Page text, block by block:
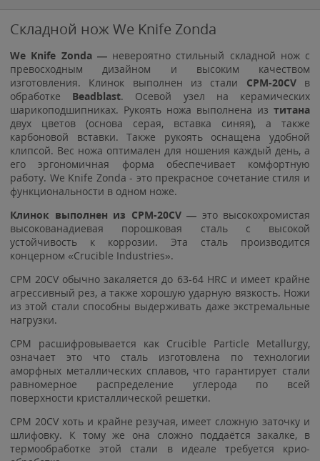
Складной нож We Knife Zonda
We Knife Zonda —невероятно стильный складной нож с
превосходным дизайном и высоким качеством
изготовления. Клинок выполнен из стали CPM-20CVв
обработке Beadblast. Осевой узел на керамических
шарикоподшипниках. Рукоять ножа выполнена из титана
двух цветов (основа серая, вставка синяя), а также
карбоновой вставки. Также рукоять оснащена удобной
клипсой. Вес ножа оптимален для ношения каждый день, а
его эргономичная форма обеспечивает комфортную
работу. We Knife Zonda - это прекрасное сочетание стиля и
функциональности в одном ноже.
Клинок выполнен из CPM-20CV — это высокохромистая
высокованадиевая порошковая сталь с высокой
устойчивость к коррозии. Эта сталь производится
концерном «Crucible Industries».
CPM 20CV обычно закаляется до 63-64 HRC и имеет крайне
агрессивный рез, а также хорошую ударную вязкость. Ножи
из этой стали способны выдерживать даже экстремальные
нагрузки.
СРМ расшифровывается как Crucible Particle Metallurgy,
означает это что сталь изготовлена по технологии
аморфных металлических сплавов, что гарантирует стали
равномерное распределение углерода по всей
поверхности кристаллической решетки.
CPM 20CV хоть и крайне резучая, имеет сложную заточку и
шлифовку. К тому же она сложно поддаётся закалке, в
термообработке этой стали в идеале требуется крио-